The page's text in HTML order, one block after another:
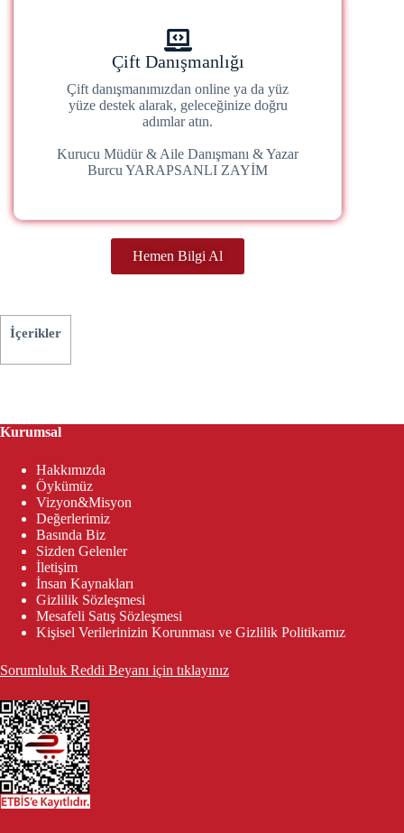
Çift Danışmanlığı
Çift danışmanımızdan online ya da yüz
yüze destek alarak, geleceğinize doğru
adımlar atın.
Kurucu Müdür & Aile Danışmanı & Yazar
Burcu YARAPSANLI ZAYİM
Hemen Bilgi Al
İçerikler
Kurumsal
Hakkımızda
Öykümüz
Vizyon&Misyon
Değerlerimiz
Basında Biz
Sizden Gelenler
İletişim
İnsan Kaynakları
Gizlilik Sözleşmesi
Mesafeli Satış Sözleşmesi
Kişisel Verilerinizin Korunması ve Gizlilik Politikamız
Sorumluluk Reddi Beyanı için tıklayınız